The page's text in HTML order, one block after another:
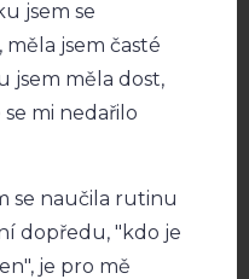
jsem se
jsem časté
jsem měla dost,
mi nedařilo
se naučila rutinu
dopředu, "kdo je
je pro mě